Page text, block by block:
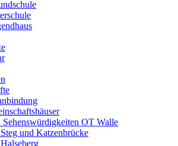
OT Walle
und Katzenbrücke